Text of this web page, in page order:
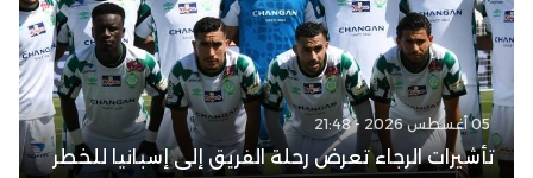
05 أغسطس 2026 - 21:48
تأشيرات الرجاء تعرض رحلة الفريق إلى إسبانيا للخطر